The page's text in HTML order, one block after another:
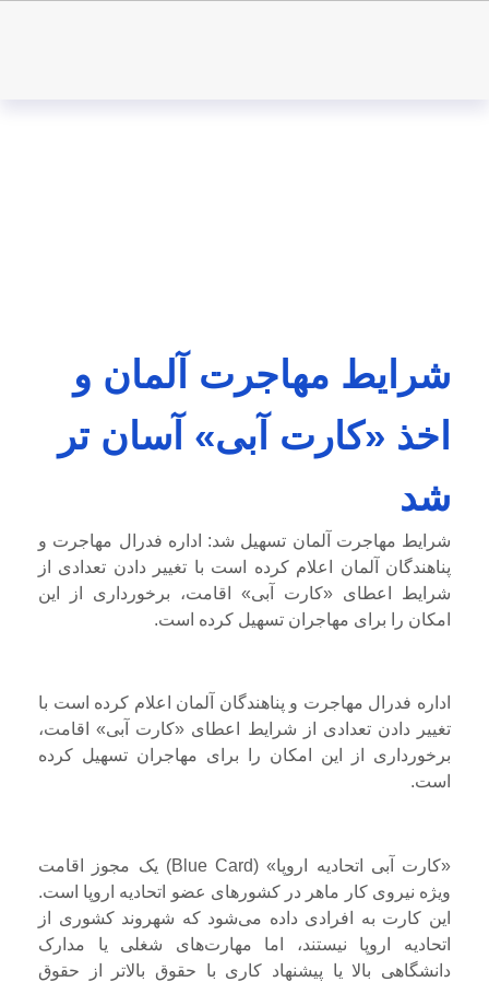
شرایط مهاجرت آلمان و
اخذ «کارت آبی» آسان تر
شد
شرایط مهاجرت آلمان تسهیل شد: اداره فدرال مهاجرت و
پناهندگان آلمان اعلام کرده است با تغییر دادن تعدادی از
شرایط اعطای «کارت آبی» اقامت، برخورداری از این
امکان را برای مهاجران تسهیل کرده است.
اداره فدرال مهاجرت و پناهندگان آلمان اعلام کرده است با
تغییر دادن تعدادی از شرایط اعطای «کارت آبی» اقامت،
برخورداری از این امکان را برای مهاجران تسهیل کرده
است.
«کارت آبی اتحادیه اروپا» (Blue Card) یک مجوز اقامت
ویژه نیروی کار ماهر در کشورهای عضو اتحادیه اروپا است.
این کارت به افرادی داده می‌شود که شهروند کشوری از
اتحادیه اروپا نیستند، اما مهارت‌های شغلی یا مدارک
دانشگاهی بالا یا پیشنهاد کاری با حقوق بالاتر از حقوق